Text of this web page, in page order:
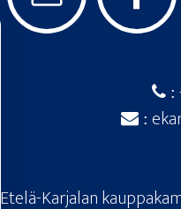
:
:
· Etelä-Karjalan